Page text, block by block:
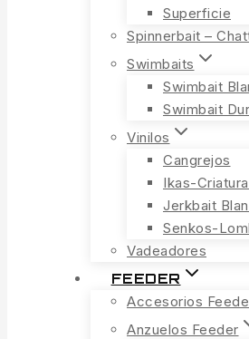
Superficie
Spinnerbait –
Swimbaits
Swimbait
Swimbait
Vinilos
Cangrejos
Ikas-
Jerkbait
Senkos-
Vadeadores
FEEDER
Accesorios
Anzuelos Feeder